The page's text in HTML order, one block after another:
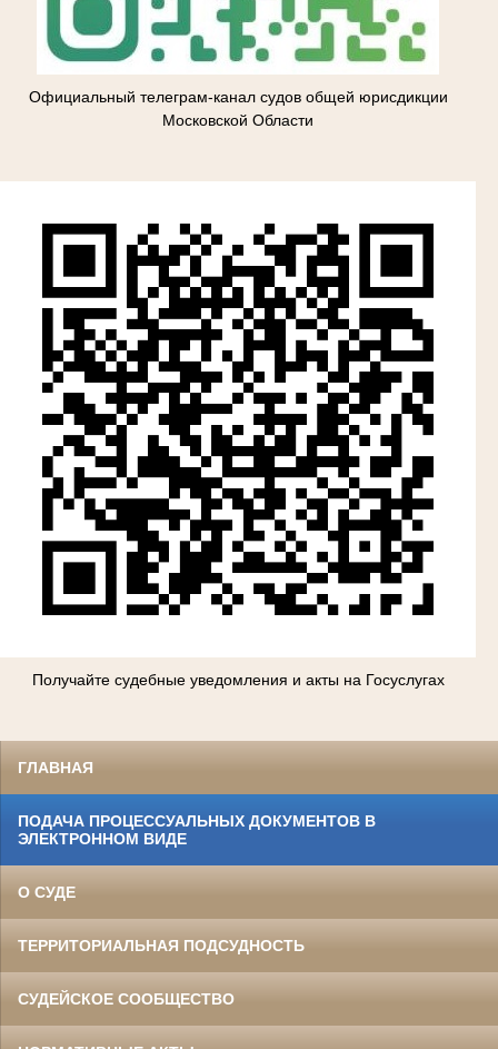
Официальный телеграм-канал судов общей юрисдикции
Московской Области
Получайте судебные уведомления и акты на Госуслугах
ГЛАВНАЯ
ПОДАЧА ПРОЦЕССУАЛЬНЫХ ДОКУМЕНТОВ В
ЭЛЕКТРОННОМ ВИДЕ
О СУДЕ
ТЕРРИТОРИАЛЬНАЯ ПОДСУДНОСТЬ
СУДЕЙСКОЕ СООБЩЕСТВО